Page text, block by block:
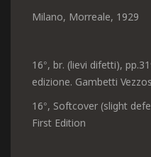
Milano, Morreale, 1929
16°, br. (lievi difetti),
edizione. Gambetti
16°, Softcover (slight
First Edition